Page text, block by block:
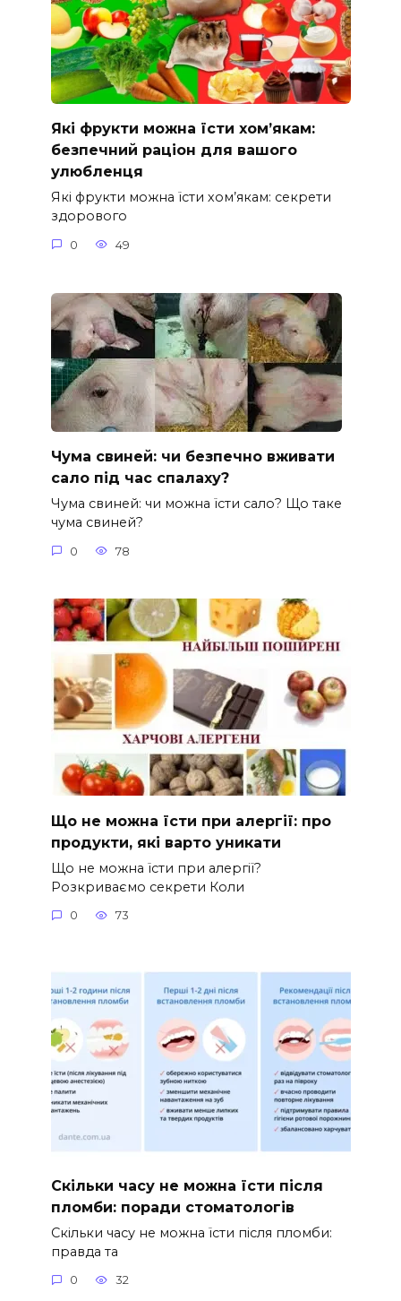
Які фрукти можна їсти хом’якам:
безпечний раціон для вашого
улюбленця
Які фрукти можна їсти хом’якам: секрети
здорового
0 49
Чума свиней: чи безпечно вживати
сало під час спалаху?
Чума свиней: чи можна їсти сало? Що таке
чума свиней?
0 78
Що не можна їсти при алергії: про
продукти, які варто уникати
Що не можна їсти при алергії?
Розкриваємо секрети Коли
0 73
Скільки часу не можна їсти після
пломби: поради стоматологів
Скільки часу не можна їсти після пломби:
правда та
0 32